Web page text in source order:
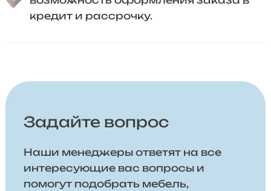
кредит и рассрочку.
Задайте вопрос
Наши менеджеры ответят на все
интересующие вас вопросы и
помогут подобрать мебель,